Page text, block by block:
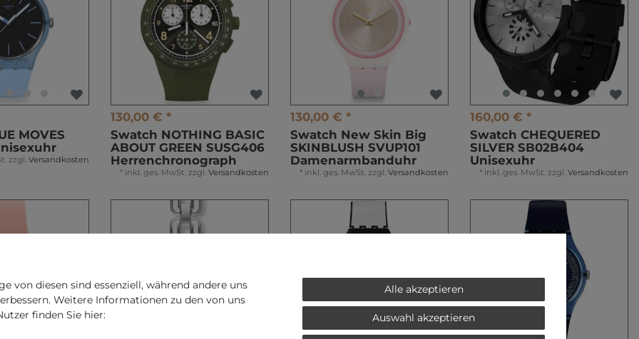
MOVES
zzgl. Versandkosten
130,00 € *
Swatch NOTHING BASIC
ABOUT GREEN SUSG406
Herrenchronograph
* inkl. ges. MwSt. zzgl. Versandkosten
130,00 € *
Swatch New Skin Big
SKINBLUSH SVUP101
Damenarmbanduhr
* inkl. ges. MwSt. zzgl. Versandkosten
160,00 € *
Swatch CHEQUERED
SILVER SB02B404
Unisexuhr
* inkl. ges. MwSt. zzgl. Versandkosten
von diesen sind essenziell, während andere uns
Weitere Informationen zu den von uns
finden Sie hier:
Alle akzeptieren
Auswahl akzeptieren